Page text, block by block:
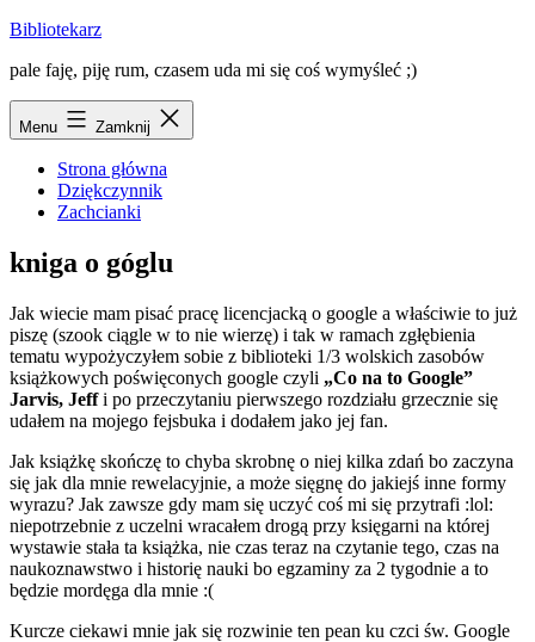
Przejdź
treści
Bibliotekarz
pale faję, piję rum, czasem uda mi się coś wymyśleć ;)
Menu Zamknij
Strona główna
Dziękczynnik
Zachcianki
kniga o góglu
Jak wiecie mam pisać pracę licencjacką o google a właściwie to już
piszę (szook ciągle w to nie wierzę) i tak w ramach zgłębienia
tematu wypożyczyłem sobie z biblioteki 1/3 wolskich zasobów
książkowych poświęconych google czyli „Co na to Google”
Jarvis, Jeff i po przeczytaniu pierwszego rozdziału grzecznie się
udałem na mojego fejsbuka i dodałem jako jej fan.
Jak książkę skończę to chyba skrobnę o niej kilka zdań bo zaczyna
się jak dla mnie rewelacyjnie, a może sięgnę do jakiejś inne formy
wyrazu? Jak zawsze gdy mam się uczyć coś mi się przytrafi :lol:
niepotrzebnie z uczelni wracałem drogą przy księgarni na której
wystawie stała ta książka, nie czas teraz na czytanie tego, czas na
naukoznawstwo i historię nauki bo egzaminy za 2 tygodnie a to
będzie mordęga dla mnie :(
Kurcze ciekawi mnie jak się rozwinie ten pean ku czci św. Google